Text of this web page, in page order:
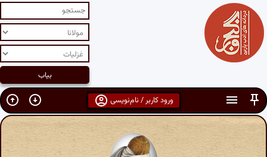
ورود کاربر / نام‌نویسی